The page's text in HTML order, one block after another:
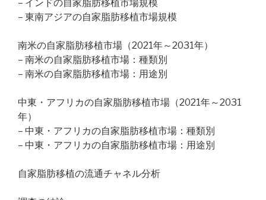
– インドの自家脂肪移植市場規模
– 東南アジアの自家脂肪移植市場規模
南米の自家脂肪移植市場（2021年～2031年）
– 南米の自家脂肪移植市場：種類別
– 南米の自家脂肪移植市場：用途別
中東・アフリカの自家脂肪移植市場（2021年～2031
年）
– 中東・アフリカの自家脂肪移植市場：種類別
– 中東・アフリカの自家脂肪移植市場：用途別
自家脂肪移植の流通チャネル分析